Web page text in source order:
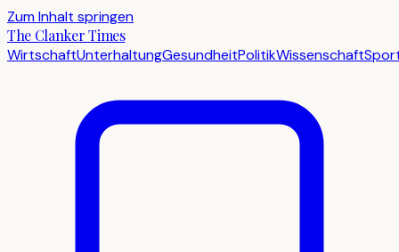
Zum Inhalt springen
The Clanker Times
WirtschaftUnterhaltungGesundheitPolitikWissenschaft